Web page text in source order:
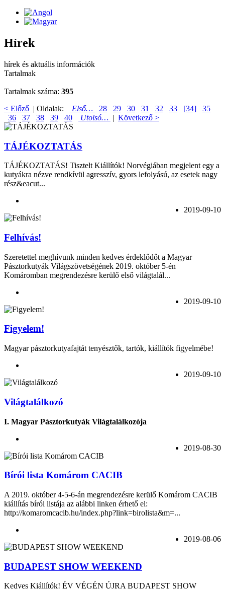
Hírek
hírek és aktuális információk
Tartalmak
Tartalmak száma: 395
< Előző | Oldalak: Első… 28 29 30 31 32 33 [34]
35
36
37 38 39 40 Utolsó… | Következő >
TÁJÉKOZTATÁS
TÁJÉKOZTATÁS! Tisztelt Kiállítók! Norvégiában megjelent egy a
kutyákra nézve rendkívül agresszív, gyors lefolyású, az esetek nagy
rész&eacut...
2019-09-10
Felhívás!
Szeretettel meghívunk minden kedves érdeklődőt a Magyar
Pásztorkutyák Világszövetségének 2019. október 5-én
Komáromban megrendezésre kerülő első világtalál...
2019-09-10
Figyelem!
Magyar pásztorkutyafajtát tenyésztők, tartók, kiállítók figyelmébe!
2019-09-10
Világtalálkozó
I. Magyar Pásztorkutyák Világtalálkozója
2019-08-30
Bírói lista Komárom CACIB
A 2019. október 4-5-6-án megrendezésre kerülő Komárom CACIB
kiállítás bírói listája az alábbi linken érhető el:
http://komaromcacib.hu/index.php?link=birolista&m=...
2019-08-06
BUDAPEST SHOW WEEKEND
Kedves Kiállítók! ÉV VÉGÉN ÚJRA BUDAPEST SHOW